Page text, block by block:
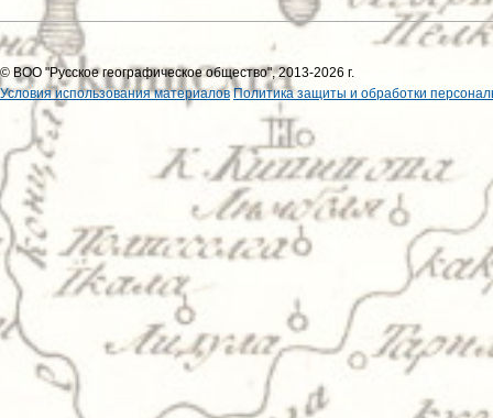
© ВОО "Русское географическое общество", 2013-2026 г.
Условия использования материалов Политика защиты и обработки